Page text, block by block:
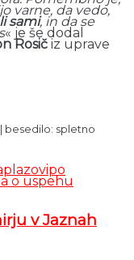
varne, da vedo,
sami, in da se
« je še dodal
Rosič iz uprave
besedilo: spletno
plazovipo
o uspehu
v Jaznah